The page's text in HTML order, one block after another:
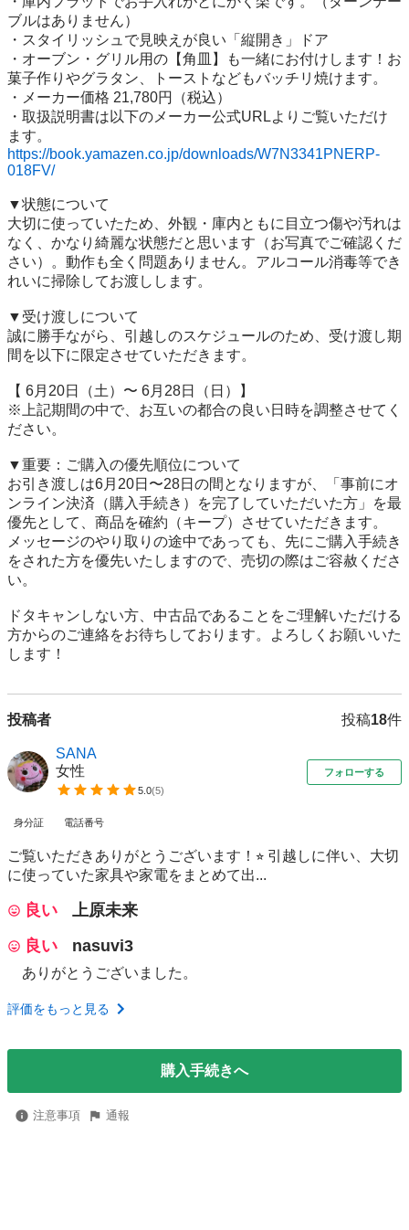
ブルはありません）
・スタイリッシュで見映えが良い「縦開き」ドア
・オーブン・グリル用の【角皿】も一緒にお付けします！お
菓子作りやグラタン、トーストなどもバッチリ焼けます。
・メーカー価格 21,780円（税込）
・取扱説明書は以下のメーカー公式URLよりご覧いただけ
https://book.yamazen.co.jp/downloads/W7N3341PNERP-
018FV/
▼状態について
大切に使っていたため、外観・庫内ともに目立つ傷や汚れは
なく、かなり綺麗な状態だと思います（お写真でご確認くだ
さい）。動作も全く問題ありません。アルコール消毒等でき
れいに掃除してお渡しします。
▼受け渡しについて
誠に勝手ながら、引越しのスケジュールのため、受け渡し期
間を以下に限定させていただきます。
【 6月20日（土）〜 6月28日（日）】
※上記期間の中で、お互いの都合の良い日時を調整させてく
ださい。
▼重要：ご購入の優先順位について
お引き渡しは6月20日〜28日の間となりますが、「事前にオ
ンライン決済（購入手続き）を完了していただいた方」を最
優先として、商品を確約（キープ）させていただきます。
メッセージのやり取りの途中であっても、先にご購入手続き
をされた方を優先いたしますので、売切の際はご容赦くださ
い。
ドタキャンしない方、中古品であることをご理解いただける
方からのご連絡をお待ちしております。よろしくお願いいた
します！
投稿者 投稿18件
SANA
女性
5.0(5)
フォローする
身分証 電話番号
ご覧いただきありがとうございます！⭐︎ 引越しに伴い、大切
に使っていた家具や家電をまとめて出...
良い
上原未来
良い
nasuvi3
ありがとうございました。
評価をもっと見る
購入手続きへ
注意事項 通報